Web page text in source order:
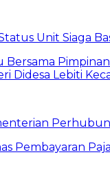
Unit Siaga